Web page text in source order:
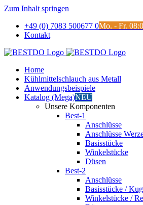
Zum Inhalt springen
+49 (0) 7083 500677 0Mo. - Fr.
Kontakt
Home
Kühlmittelschlauch aus Metall
Anwendungsbeispiele
Katalog (Mega)NEU
Unsere Komponenten
Best-1
Anschlüsse
Anschlüsse
Basisstücke
Winkelstücke
Düsen
Best-2
Anschlüsse
Basisstücke /
Winkelstücke /